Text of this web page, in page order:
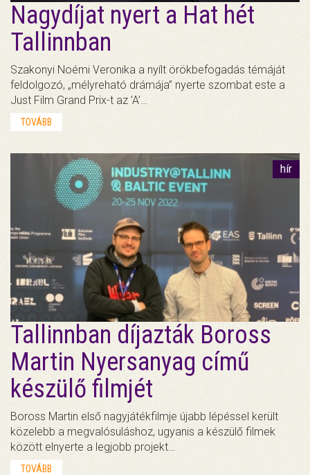
Nagydíjat nyert a Hat hét
Tallinnban
Szakonyi Noémi Veronika a nyílt örökbefogadás témáját
feldolgozó, „mélyreható drámája” nyerte szombat este a
Just Film Grand Prix-t az ’A’…
TOVÁBB
hír
Tallinnban díjazták Boross
Martin Nyersanyag című
készülő filmjét
Boross Martin első nagyjátékfilmje újabb lépéssel került
közelebb a megvalósuláshoz, ugyanis a készülő filmek
között elnyerte a legjobb projekt…
TOVÁBB